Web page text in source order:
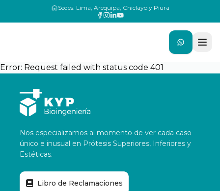
Sedes: Lima, Arequipa, Chiclayo y Piura
Error: Request failed with status code 401
Nos especializamos al momento de ver cada caso
único e inusual en Prótesis Superiores, Inferiores y
Estéticas.
Libro de Reclamaciones